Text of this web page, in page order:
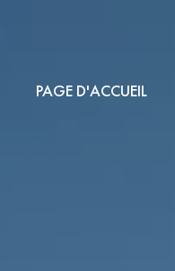
PAGE D'ACCUEIL